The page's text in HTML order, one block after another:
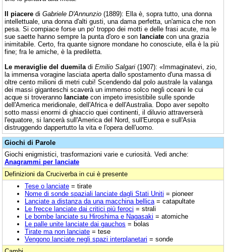
Il piacere di Gabriele D'Annunzio (1889): Ella è, sopra tutto, una donna
intellettuale, una donna d'alti gusti, una dama perfetta, un'amica che non
pesa. Si compiace forse un po' troppo dei motti e delle frasi acute, ma le
sue saette hanno sempre la punta d'oro e son lanciate con una grazia
inimitabile. Certo, fra quante signore mondane ho conosciute, ella è la più
fine; fra le amiche, è la prediletta.
Le meraviglie del duemila di Emilio Salgari (1907): «Immaginatevi, zio,
la immensa voragine lasciata aperta dallo spostamento d'una massa di
oltre cento milioni di metri cubi! Scendendo dal polo australe la valanga
dei massi giganteschi scaverà un immenso solco negli oceani le cui
acque si troveranno lanciate con impeto irresistibile sulle sponde
dell'America meridionale, dell'Africa e dell'Australia. Dopo aver sepolto
sotto massi enormi di ghiaccio quei continenti, il diluvio attraverserà
l'equatore, si lancerà sull'America del Nord, sull'Europa e sull'Asia
distruggendo dappertutto la vita e l'opera dell'uomo.
Giochi di Parole
Giochi enigmistici, trasformazioni varie e curiosità. Vedi anche:
Anagrammi per lanciate
Definizioni da Cruciverba in cui è presente
Tese o lanciate = tirate
Nome di sonde spaziali lanciate dagli Stati Uniti = pioneer
Lanciate a distanza da una macchina bellica = catapultate
Le frecce lanciate dai critici più feroci = strali
Le bombe lanciate su Hiroshima e Nagasaki = atomiche
Le palle unite lanciate dai gauchos = bolas
Tirate ma non lanciate = tese
Vengono lanciate negli spazi interplanetari = sonde